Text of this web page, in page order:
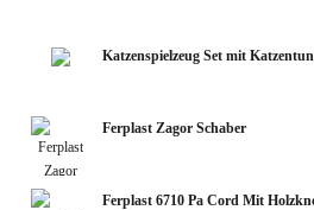
Katzenspielzeug Set mit
Ferplast Zagor Schaber
Ferplast 6710 Pa Cord Mit